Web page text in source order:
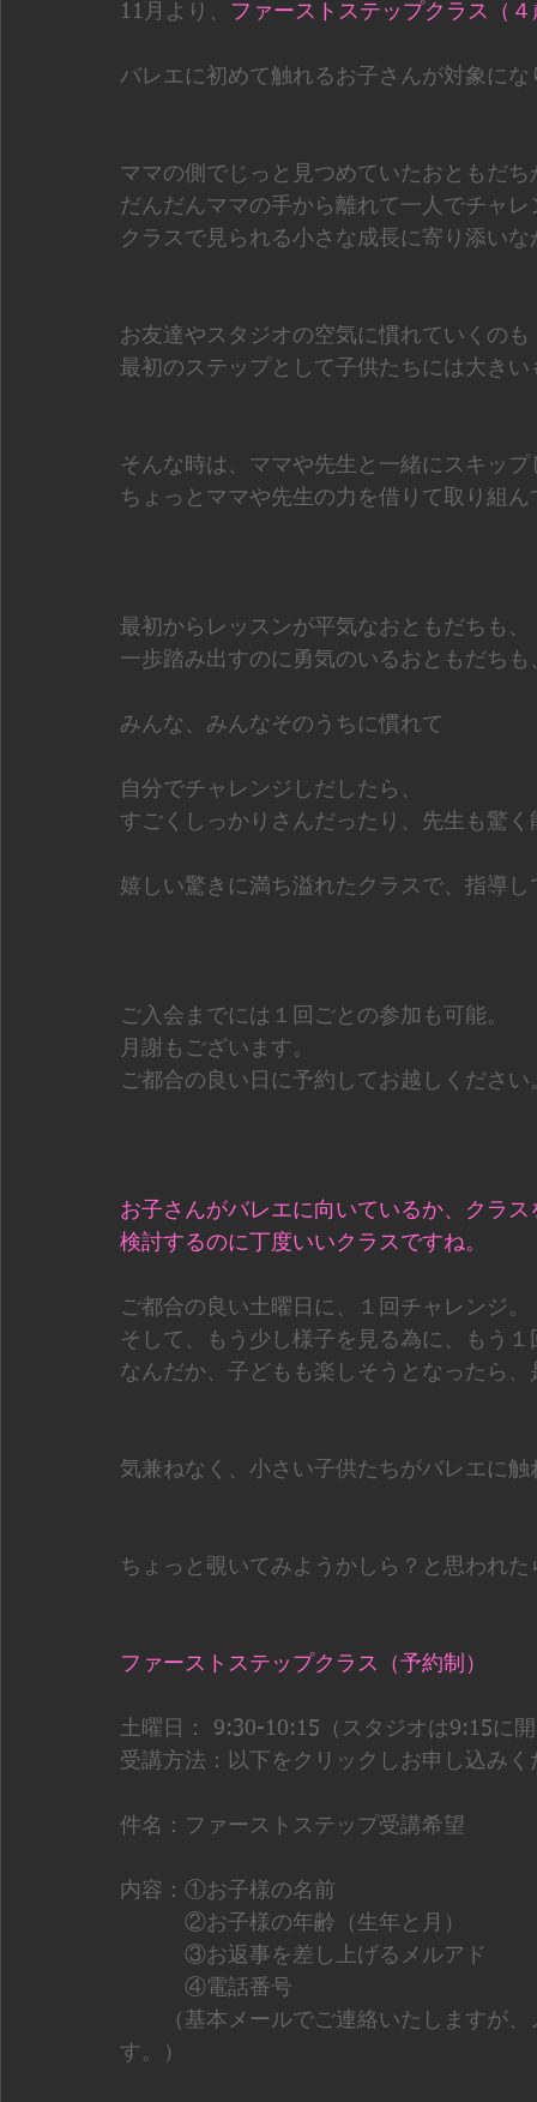
11月より、 ファーストステップクラス（
バレエに初めて触れるお子さんが対象にな
ママの側でじっと見つめていたおともだち
だんだんママの手から離れて一人でチャ
クラスで見られる小さな成長に寄り添い
お友達やスタジオの空気に慣れていくのも
最初のステップとして子供たちには大きい
そんな時は、ママや先生と一緒にスキッ
ちょっとママや先生の力を借りて取り組ん
最初からレッスンが平気なおともだちも、
一歩踏み出すのに勇気のいるおともだちも
みんな、みんなそのうちに慣れて
自分でチャレンジしだしたら、
すごくしっかりさんだったり、先生も驚
嬉しい驚きに満ち溢れたクラスで、指導
ご入会までには１回ごとの参加も可能。
月謝もございます。
ご都合の良い日に予約してお越しください
お子さんがバレエに向いているか、クラス
検討するのに丁度いいクラスですね。
ご都合の良い土曜日に、１回チャレンジ。
そして、もう少し様子を見る為に、もう１
なんだか、子どもも楽しそうとなったら
気兼ねなく、小さい子供たちがバレエに
ちょっと覗いてみようかしら？と思われ
ファーストステップクラス（予約制）
土曜日： 9:30-10:15（スタジオは9:15に
受講方法：以下をクリックしお申し込みく
件名：ファーストステップ受講希望
内容：①お子様の名前
②お子様の年齢（生年と月）
③お返事を差し上げるメルアド
④電話番号
（基本メールでご連絡いたしますが、
す。）